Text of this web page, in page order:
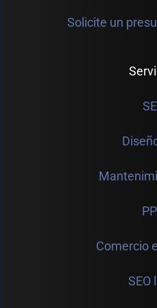
Solicite un
Comercio
SEO